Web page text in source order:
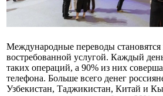
Международные переводы становятся
востребованной услугой. Каждый
таких операций, а 90% из них
телефона. Больше всего денег
Узбекистан, Таджикистан, Китай и